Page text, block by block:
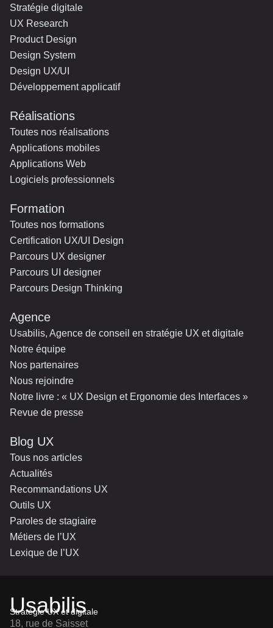
Stratégie digitale
UX Research
Product Design
Design System
Design UX/UI
Développement applicatif
Réalisations
Toutes nos réalisations
Applications mobiles
Applications Web
Logiciels professionnels
Formation
Toutes nos formations
Certification UX/UI Design
Parcours UX designer
Parcours UI designer
Parcours Design Thinking
Agence
Usabilis, Agence de conseil en stratégie UX et digitale
Notre équipe
Nos partenaires
Nous rejoindre
Notre livre : « UX Design et Ergonomie des Interfaces »
Revue de presse
Blog UX
Tous nos articles
Actualités
Recommandations UX
Outils UX
Paroles de stagiaire
Métiers de l’UX
Lexique de l’UX
Usabilis
Stratégie UX et digitale
18, rue de Saisset